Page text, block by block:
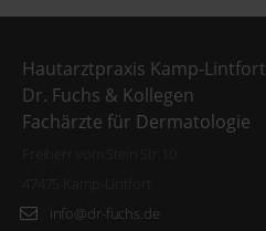
Hautarztpraxis Kamp-Lintfort
Dr. Fuchs & Kollegen
Fachärzte für Dermatologie
info@dr-fuchs.de